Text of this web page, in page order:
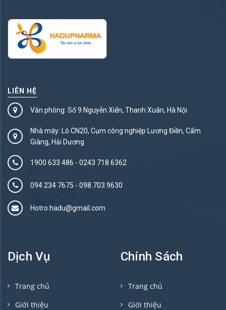
LIÊN HỆ
Văn phòng: Số 9 Nguyễn Xiển, Thanh Xuân, Hà Nội
Nhà máy: Lô CN20, Cụm công nghiệp Lương Điền, Cẩm
Giàng, Hải Dương
1900 633 486 - 0243 718 6362
094 234 7675‬ - 098.703.9630
Hotro.hadu@gmail.com
Dịch Vụ
Trang chủ
Giới thiệu
Chính Sách
Trang chủ
Giới thiệu